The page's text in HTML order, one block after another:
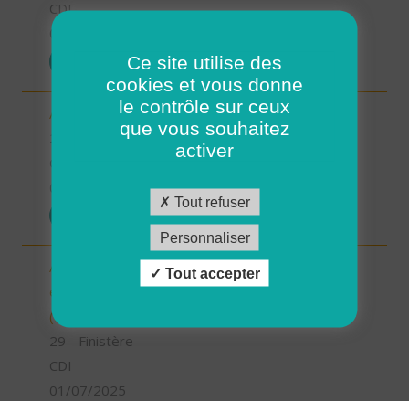
CDI
Aide à domicile - Secteur de Guilers - CDI (H/F)
29 - Finistère
Auxiliaire de Vie Sociale/Accompagnant Educatif
et Social à domicile - Secteur de Plouzané - CDI
(H/F)
29 - Finistère
CDI
01/07/2025
Ce site utilise des
cookies et vous donne
le contrôle sur ceux
que vous souhaitez
activer
Tout refuser
Personnaliser
Tout accepter